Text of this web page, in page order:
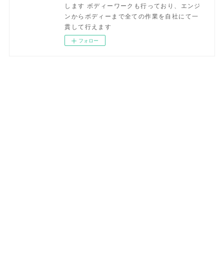
します ボディーワークも行っており、エンジ
ンからボディーまで全ての作業を自社にて一
貫して行えます
フォロー